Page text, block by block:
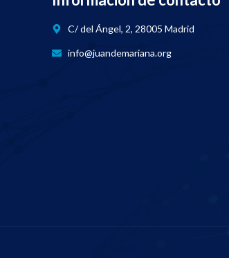
C/ del Ángel, 2, 28005 Madrid
info@juandemariana.org